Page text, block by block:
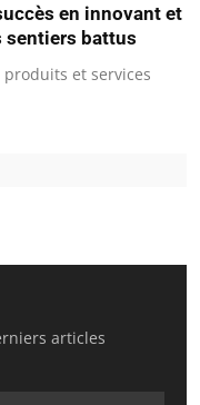
en innovant et
sentiers battus
produits et services
articles